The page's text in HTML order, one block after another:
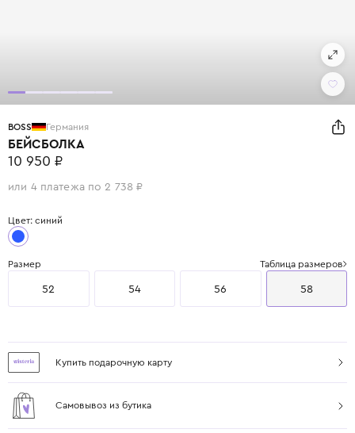
BOSS Германия
БЕЙСБОЛКА
10 950 ₽
или 4 платежа по 2 738 ₽
Цвет: синий
Размер Таблица размеров
52 54 56 58
Купить подарочную карту
Самовывоз из бутика